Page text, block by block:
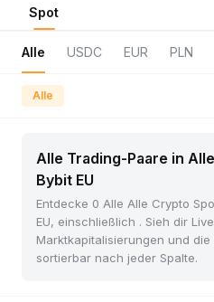
Spot
Alle USDC EUR PLN
Alle
Alle Trading-Paare in
Bybit EU
Entdecke 0 Alle Alle Crypto
EU, einschließlich . Sieh dir
Marktkapitalisierungen und
sortierbar nach jeder Spalte.